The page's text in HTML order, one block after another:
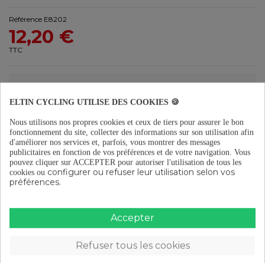
Référence E8202
12,20 €
TTC
Livraison gratuite à partir de 29 €
Retours gratuits (15 jours)
Paiement en plusieurs fois à partir de 29 €
ELTIN CYCLING UTILISE DES COOKIES 🍪
Nous utilisons nos propres cookies et ceux de tiers pour assurer le bon
fonctionnement du site, collecter des informations sur son utilisation afin
d'améliorer nos services et, parfois, vous montrer des messages
publicitaires en fonction de vos préférences et de votre navigation. Vous
pouvez cliquer sur ACCEPTER pour autoriser l'utilisation de tous les
cookies ou configurer ou refuser leur utilisation selon vos
préférences.
Accepter
Refuser tous les cookies